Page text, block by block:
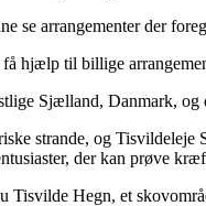
se arrangementer der
hjælp til billige
Sjælland, Danmark,
strande, og
der kan prøve
Hegn, et